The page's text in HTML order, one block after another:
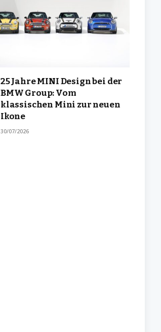
25 Jahre MINI Design bei der
BMW Group: Vom
klassischen Mini zur neuen
Ikone
30/07/2026